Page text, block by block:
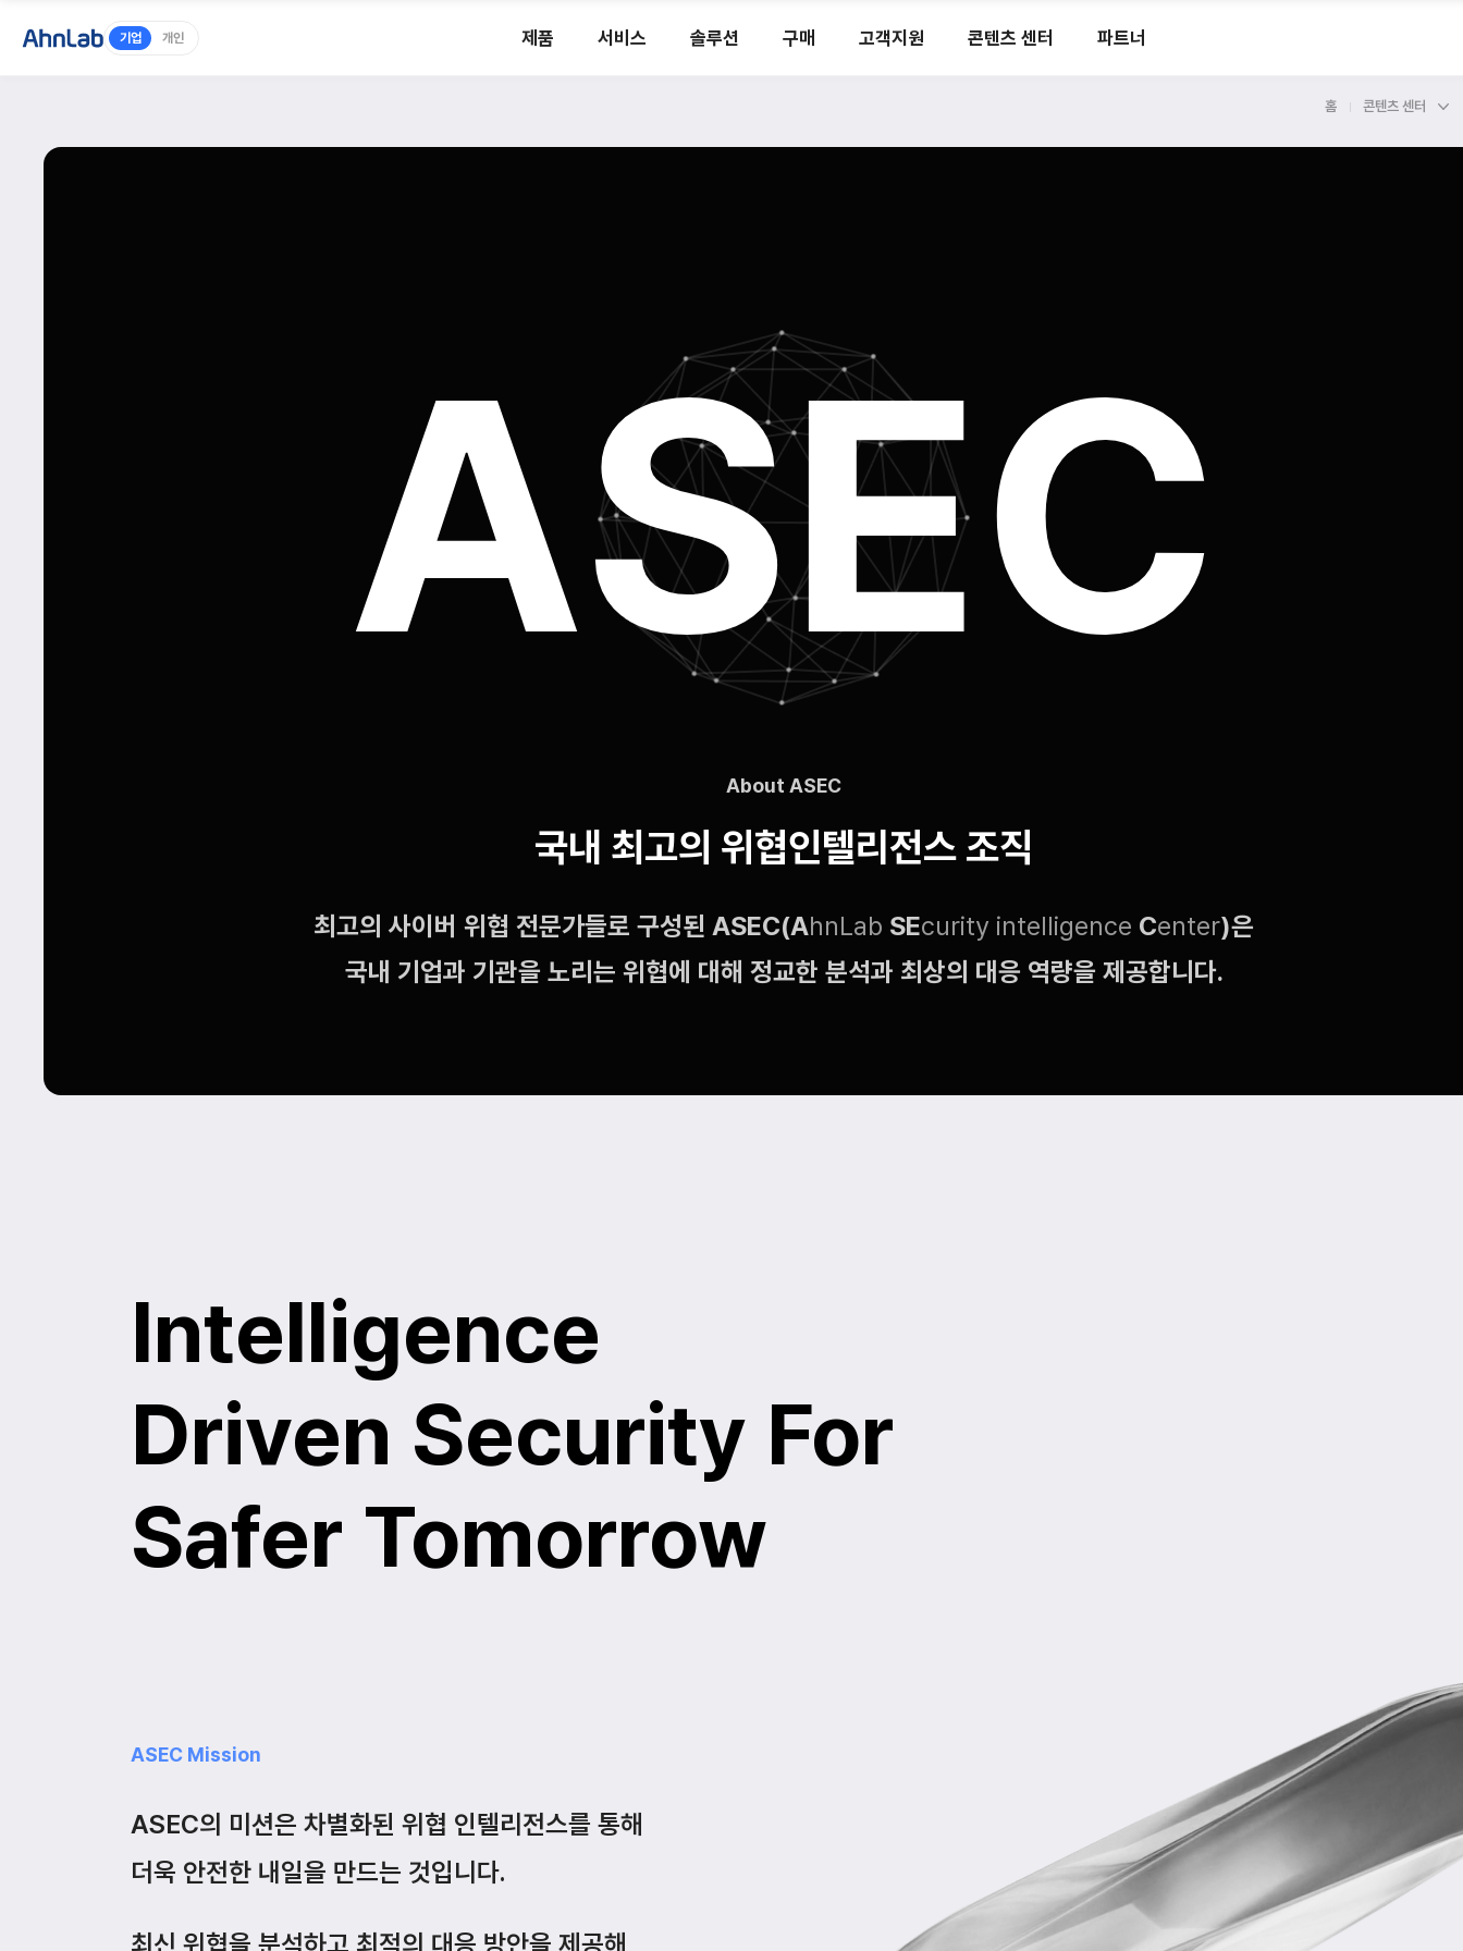
기업 개인 제품 서비스 솔루션 구매 고객지원 콘텐츠 센터 파트너
홈 콘텐츠 센터
ASEC
About ASEC
국내 최고의 위협인텔리전스 조직
최고의 사이버 위협 전문가들로 구성된 ASEC(AhnLab SEcurity intelligence Center)은
국내 기업과 기관을 노리는 위협에 대해 정교한 분석과 최상의 대응 역량을 제공합니다.
Intelligence
Driven Security For
Safer Tomorrow
ASEC Mission
ASEC의 미션은 차별화된 위협 인텔리전스를 통해
더욱 안전한 내일을 만드는 것입니다.
최신 위협을 분석하고 최적의 대응 방안을 제공해